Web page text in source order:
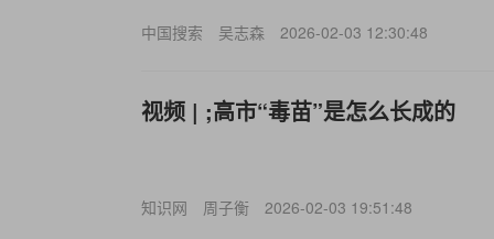
中国搜索 吴志森 2026-02-03 12:30:48
视频 | ;高市“毒苗”是怎么长成的
知识网 周子衡 2026-02-03 19:51:48